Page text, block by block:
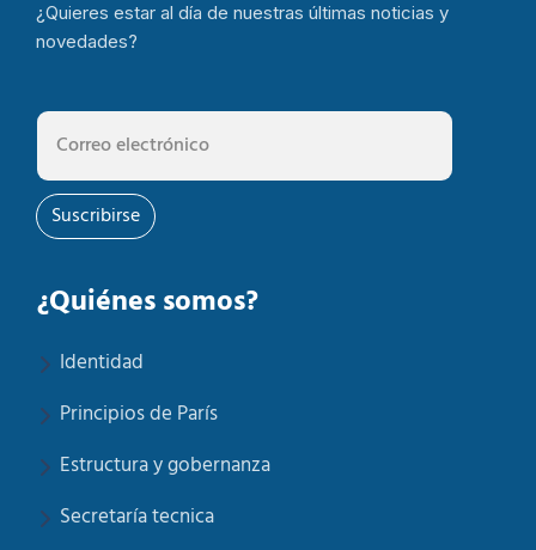
¿Quieres estar al día de nuestras últimas noticias y
novedades?
Suscribirse
¿Quiénes somos?
Identidad
Principios de París
Estructura y gobernanza
Secretaría tecnica